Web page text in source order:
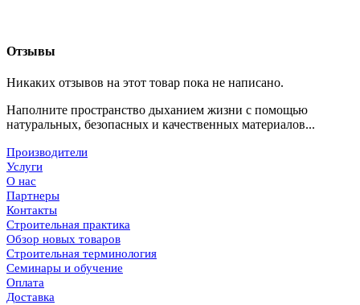
Отзывы
Никаких отзывов на этот товар пока не написано.
Наполните пространство дыханием жизни с помощью
натуральных, безопасных и качественных материалов...
Производители
Услуги
О нас
Партнеры
Контакты
Строительная практика
Обзор новых товаров
Строительная терминология
Семинары и обучение
Оплата
Доставка